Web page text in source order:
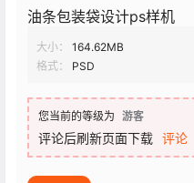
油条包装袋设计ps样机
大小：
164.62MB
格式：
PSD
您当前的等级为 游客
评论后刷新页面下载 评论